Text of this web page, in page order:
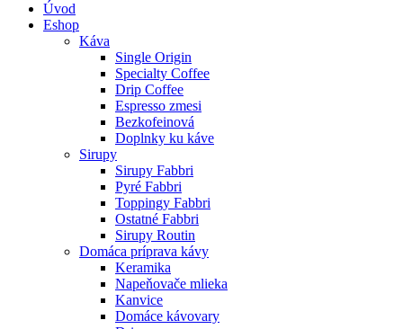
Úvod
Eshop
Káva
Single Origin
Specialty Coffee
Drip Coffee
Espresso zmesi
Bezkofeinová
Doplnky ku káve
Sirupy
Sirupy Fabbri
Pyré Fabbri
Toppingy Fabbri
Ostatné Fabbri
Sirupy Routin
Domáca príprava kávy
Keramika
Napeňovače mlieka
Kanvice
Domáce kávovary